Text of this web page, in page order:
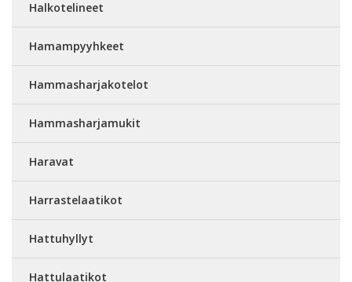
Halkotelineet
Hamampyyhkeet
Hammasharjakotelot
Hammasharjamukit
Haravat
Harrastelaatikot
Hattuhyllyt
Hattulaatikot